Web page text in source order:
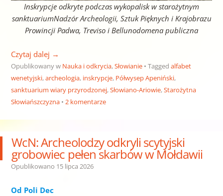
Inskrypcje odkryte podczas wykopalisk w starożytnym
sanktuariumNadzór Archeologii, Sztuk Pięknych i Krajobrazu
Prowincji Padwa, Treviso i Bellunodomena publiczna
Czytaj dalej →
Opublikowany w Nauka i odkrycia,Słowianie Tagged alfabet
wenetyjski,archeologia, inskrypcje, Półwysep Apeniński,
sanktuarium wiary przyrodzonej,Słowiano-Ariowie,Starożytna
Słowiańszczyzna
2 komentarze
WcN: Archeolodzy odkryli scytyjski
grobowiec pełen skarbów w Mołdawii
Opublikowano 15 lipca 2026
Od Poli Dec